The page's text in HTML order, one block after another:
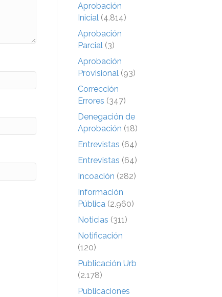
Aprobación
Inicial (4.814)
Aprobación
Parcial (3)
Aprobación
Provisional (93)
Corrección
Errores (347)
Denegación de
Aprobación (18)
Entrevistas (64)
Entrevistas (64)
Incoación (282)
Información
Pública (2.960)
Noticias (311)
Notificación
(120)
Publicación Urb
(2.178)
Publicaciones